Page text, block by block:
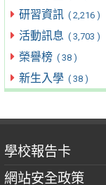
研習資訊 ( 2,216 )
活動訊息 ( 3,703 )
榮譽榜 ( 38 )
新生入學 ( 38 )
學校報告卡
網站安全政策